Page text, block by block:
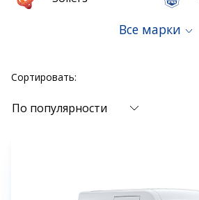
Все марки
Сортировать:
По популярности